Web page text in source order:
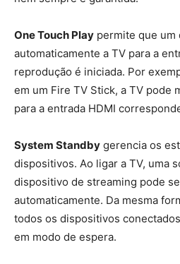
One Touch Play permite que
automaticamente a TV para a
reprodução é iniciada. Por
em um Fire TV Stick, a TV pode
para a entrada HDMI
System Standby gerencia os
dispositivos. Ao ligar a TV, uma
dispositivo de streaming pode
automaticamente. Da mesma
todos os dispositivos
em modo de espera.